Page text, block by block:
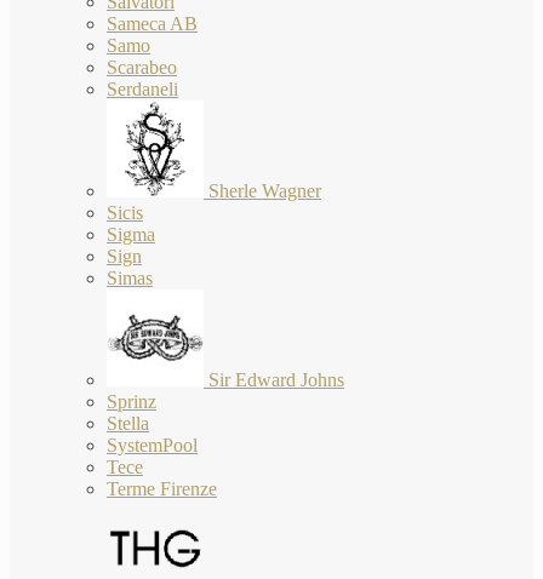
Sameca AB
Samo
Scarabeo
Serdaneli
Sherle Wagner
Sicis
Sigma
Sign
Simas
Sir Edward Johns
Sprinz
Stella
SystemPool
Tece
Terme Firenze